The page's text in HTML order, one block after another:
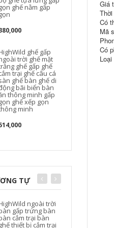
gọn ghế nằm gấp
ghế gấp
trời ghế mặt
ghế gấp ghế
trại ghế câu cá
ghế bàn ghế di
bãi biển bàn
thông minh gấp
gọn ghế xếp gọn
minh
TỰ
ngoài trời
gấp trứng bàn
cắm trại bàn
ghế thiết bị cắm trại
Giá
Có
Mã
Có